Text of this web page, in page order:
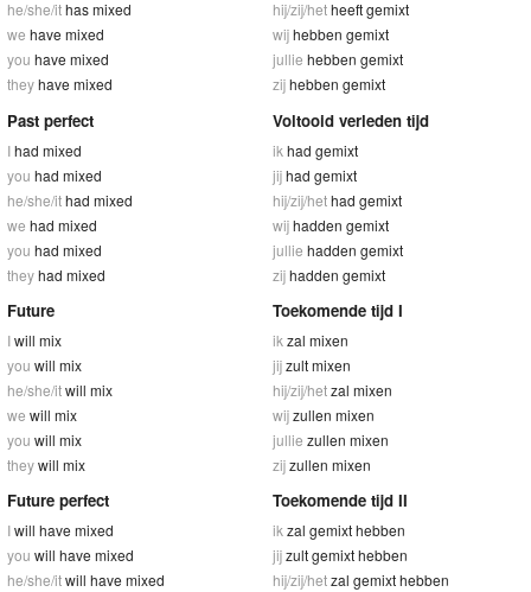
he/she/ithas mixed
we have mixed
you have mixed
theyhave mixed
hij/zij/hetheeft gemixt
wijhebben gemixt
jullie hebben gemixt
zijhebben gemixt
Past perfect
Ihad mixed
you had mixed
he/she/ithad mixed
we had mixed
you had mixed
theyhad mixed
Voltooid verleden tijd
ik had gemixt
jijhad gemixt
hij/zij/hethad gemixt
wijhadden gemixt
jullie hadden gemixt
zijhadden gemixt
Future
Iwill mix
you will mix
he/she/itwill mix
we will mix
you will mix
theywill mix
Toekomende tijd I
ik zal mixen
jijzult mixen
hij/zij/hetzal mixen
wijzullen mixen
jullie zullen mixen
zijzullen mixen
Future perfect
Iwill have mixed
you will have mixed
he/she/itwill have mixed
Toekomende tijd II
ik zal gemixt hebben
jijzult gemixt hebben
hij/zij/hetzal gemixt hebben